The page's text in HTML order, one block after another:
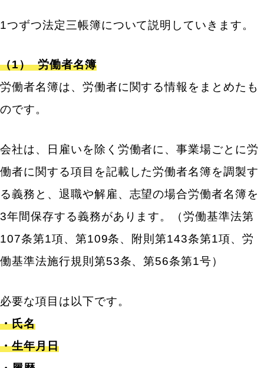
1つずつ法定三帳簿について説明していきます。
（1）労働者名簿
労働者名簿は、労働者に関する情報をまとめたも
のです。
会社は、日雇いを除く労働者に、事業場ごとに労
働者に関する項目を記載した労働者名簿を調製す
る義務と、退職や解雇、志望の場合労働者名簿を
3年間保存する義務があります。（労働基準法第
107条第1項、第109条、附則第143条第1項、労
働基準法施行規則第53条、第56条第1号）
必要な項目は以下です。
・氏名
・生年月日